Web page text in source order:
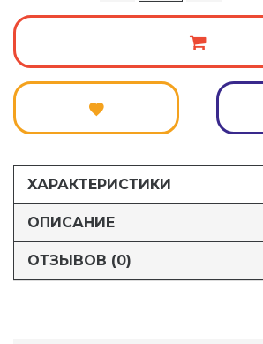
ХАРАКТЕРИСТИКИ
ОПИСАНИЕ
ОТЗЫВОВ (0)